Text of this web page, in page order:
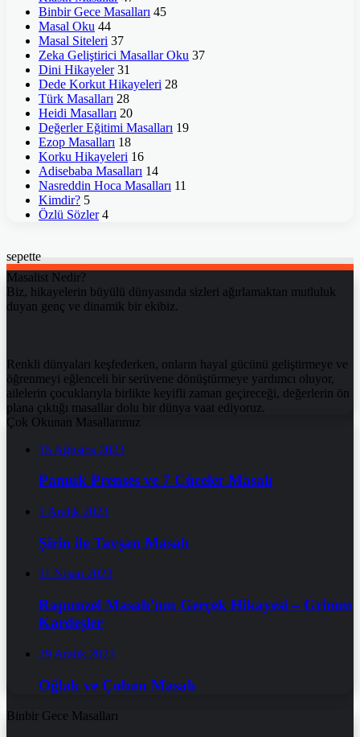
Binbir Gece Masalları 45
Masal Oku 44
Masal Siteleri 37
Zeka Geliştirici Masallar Oku 37
Dini Hikayeler 31
Dede Korkut Hikayeleri 28
Türk Masalları 28
Heidi Masalları 20
Değerler Eğitimi Masalları 19
Ezop Masalları 18
Korku Hikayeleri 16
Adisebaba Masalları 14
Nasreddin Hoca Masalları 11
Kimdir? 5
Özlü Sözler 4
sepette
Masalist Nedir?
Biz, hikayelerin büyülü dünyasında sizleri ağırlamaktan mutluluk
duyan genç ve dinamik bir ekibiz.
Renkli dünyaları keşfederken, onların hayal gücünü geliştirmeye ve
öğrenmeyi eğlenceli bir serüvene dönüştürmeye yardımcı oluyor,
ailelerin çocuklarıyla birlikte keyifli zaman geçireceği, değerlerin ön
plana çıktığı masallar dolu bir dünya vaat ediyoruz.
Çok Okunan Masallarımız
15 Ağustos 2023
Pamuk Prenses ve 7 Cüceler Masalı
1 Aralık 2023
Şirin ile Tavşan Masalı
11 Nisan 2023
Rapunzel Masalı’nın Gerçek Hikayesi – Grimm
Kardeşler
29 Aralık 2023
Oğlak ve Çoban Masalı
Binbir Gece Masalları